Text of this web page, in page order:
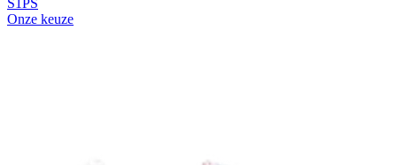
Onze keuze